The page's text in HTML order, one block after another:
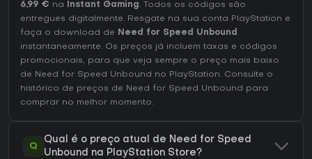
6,99 € na Instant Gaming . Todos os códigos são
entregues digitalmente. Resgate na sua conta PlayStation e
faça o download de
Need for Speed Unbound
instantaneamente. Os preços já incluem taxas e códigos
promocionais, para que veja sempre o preço mais baixo
de Need for Speed Unbound no PlayStation. Consulte o
histórico de preços de Need for Speed Unbound para
comprar no melhor momento.
Q
Qual é o preço atual de Need for Speed
Unbound na PlayStation Store?